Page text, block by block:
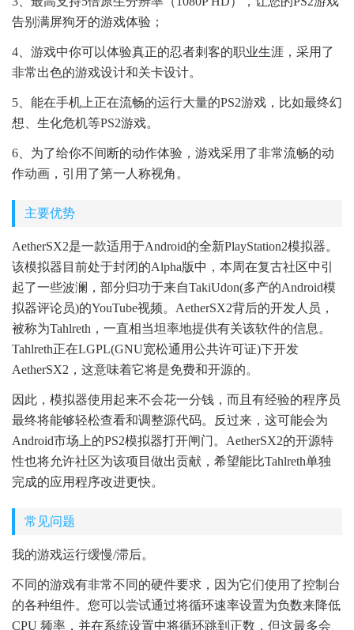
告别满屏狗牙的游戏体验；
4、游戏中你可以体验真正的忍者刺客的职业生涯，采用了
非常出色的游戏设计和关卡设计。
5、能在手机上正在流畅的运行大量的PS2游戏，比如最终幻
想、生化危机等PS2游戏。
6、为了给你不间断的动作体验，游戏采用了非常流畅的动
作动画，引用了第一人称视角。
主要优势
AetherSX2是一款适用于Android的全新PlayStation2模拟器。
该模拟器目前处于封闭的Alpha版中，本周在复古社区中引
起了一些波澜，部分归功于来自TakiUdon(多产的Android模
拟器评论员)的YouTube视频。AetherSX2背后的开发人员，
被称为Tahlreth，一直相当坦率地提供有关该软件的信息。
Tahlreth正在LGPL(GNU宽松通用公共许可证)下开发
AetherSX2，这意味着它将是免费和开源的。
因此，模拟器使用起来不会花一分钱，而且有经验的程序员
最终将能够轻松查看和调整源代码。反过来，这可能会为
Android市场上的PS2模拟器打开闸门。AetherSX2的开源特
性也将允许社区为该项目做出贡献，希望能比Tahlreth单独
完成的应用程序改进更快。
常见问题
我的游戏运行缓慢/滞后。
不同的游戏有非常不同的硬件要求，因为它们使用了控制台
的各种组件。您可以尝试通过将循环速率设置为负数来降低
CPU 频率，并在系统设置中将循环跳到正数，但这最多会